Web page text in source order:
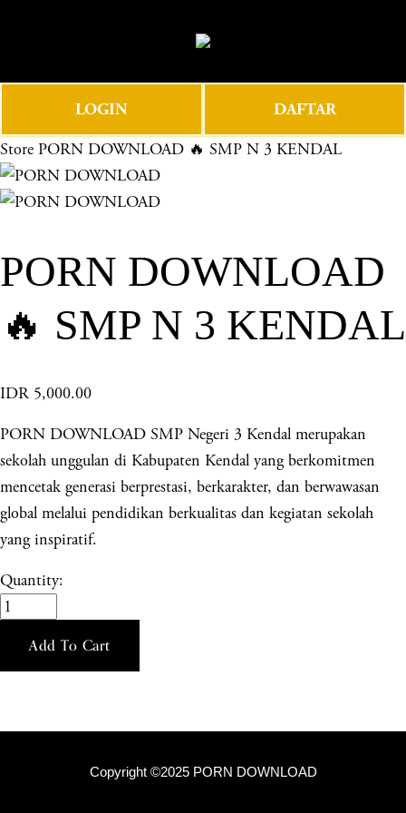
e
e
n
u
LOGIN DAFTAR
Store PORN DOWNLOAD 🔥 SMP N 3 KENDAL
PORN DOWNLOAD
🔥 SMP N 3 KENDAL
IDR 5,000.00
PORN DOWNLOAD SMP Negeri 3 Kendal merupakan
sekolah unggulan di Kabupaten Kendal yang berkomitmen
mencetak generasi berprestasi, berkarakter, dan berwawasan
global melalui pendidikan berkualitas dan kegiatan sekolah
yang inspiratif.
Quantity:
Add To Cart
Copyright ©2025 PORN DOWNLOAD